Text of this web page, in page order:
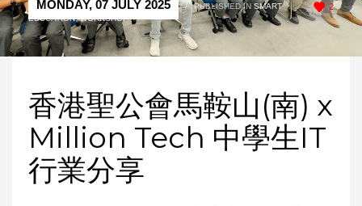
2
MONDAY, 07 JULY 2025 / PUBLISHED INSMART
EDUCATION,WORKSHOP
香港聖公會馬鞍山(南) x
Million Tech 中學生IT
行業分享